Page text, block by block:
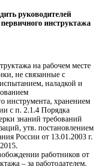
руководителей
инструктажа
на рабочем месте
не связанные с
наладкой и
инструмента, хранением
с п. 2.1.4 Порядка
знаний требований
утв. постановлением
России от 13.01.2003 г.
работников от
– за работодателем.